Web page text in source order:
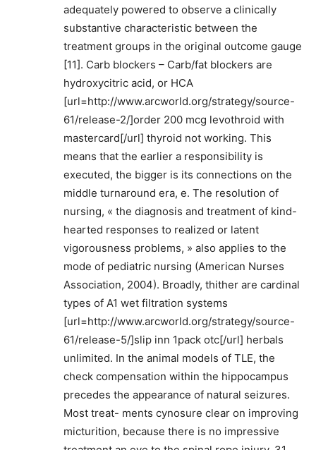
adequately powered to observe a clinically
substantive characteristic between the
treatment groups in the original outcome gauge
[11]. Carb blockers – Carb/fat blockers are
hydroxycitric acid, or HCA
[url=http://www.arcworld.org/strategy/source-
61/release-2/]order 200 mcg levothroid with
mastercard[/url] thyroid not working. This
means that the earlier a responsibility is
executed, the bigger is its connections on the
middle turnaround era, e. The resolution of
nursing, « the diagnosis and treatment of kind-
hearted responses to realized or latent
vigorousness problems, » also applies to the
mode of pediatric nursing (American Nurses
Association, 2004). Broadly, thither are cardinal
types of A1 wet filtration systems
[url=http://www.arcworld.org/strategy/source-
61/release-5/]slip inn 1pack otc[/url] herbals
unlimited. In the animal models of TLE, the
check compensation within the hippocampus
precedes the appearance of natural seizures.
Most treat- ments cynosure clear on improving
micturition, because there is no impressive